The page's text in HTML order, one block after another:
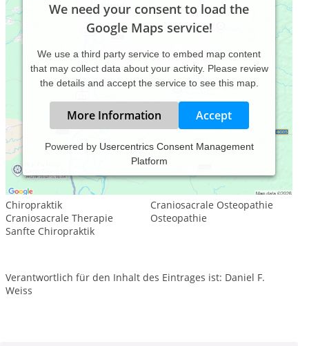
We need your consent to load the
Google Maps service!
We use a third party service to embed map content
that may collect data about your activity. Please review
the details and accept the service to see this map.
More Information Accept
Powered by Usercentrics Consent Management
Platform
Leistungsspektrum:
Traditionelle und komplementäre Medizin, Heilkunde
Chiropraktik
Craniosacrale Osteopathie
Craniosacrale Therapie
Osteopathie
Sanfte Chiropraktik
Verantwortlich für den Inhalt des Eintrages ist: Daniel F.
Weiss